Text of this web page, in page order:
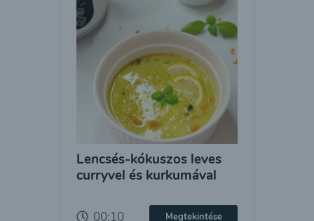
Lencsés-kókuszos leves
curryvel és kurkumával
00:10 Megtekintése